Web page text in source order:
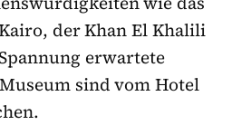
der Khan El Khalili
erwartete
sind vom Hotel